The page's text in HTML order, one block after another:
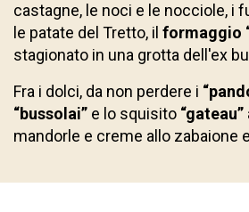
castagne, le noci e le nocciole, i
le patate del Tretto, il formaggio
stagionato in una grotta dell'ex
Fra i dolci, da non perdere i
“bussolai” e lo squisito “gateau”
mandorle e creme allo zabaione